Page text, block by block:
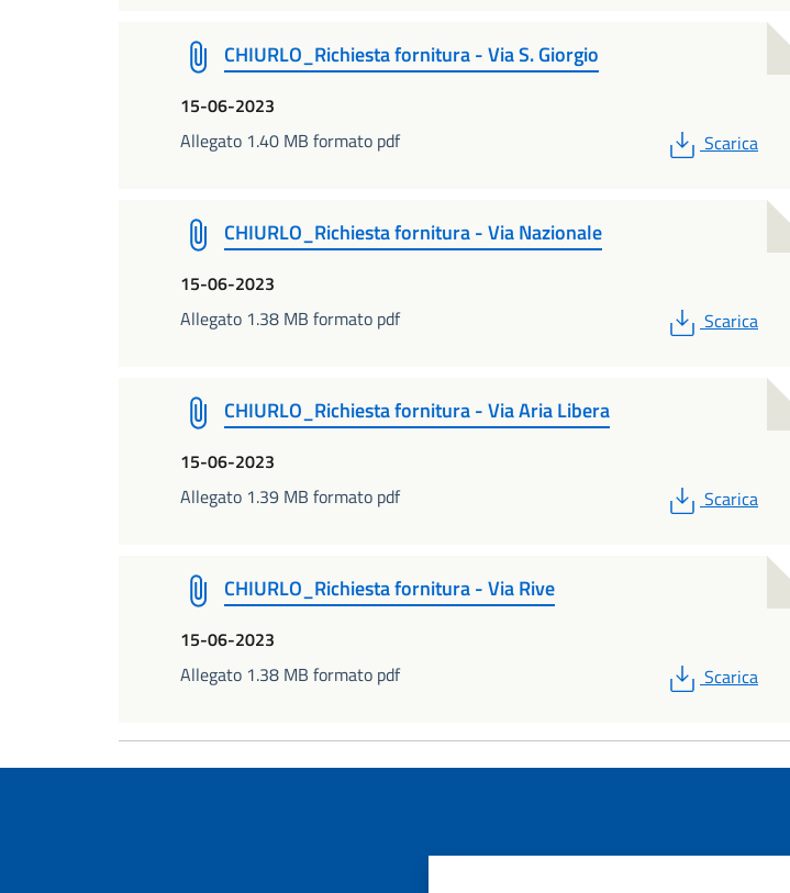
CHIURLO_Richiesta fornitura - Via S. Giorgio
15-06-2023
Allegato 1.40 MB formato pdf
PDF
Scarica
CHIURLO_Richiesta fornitura - Via Nazionale
15-06-2023
Allegato 1.38 MB formato pdf
PDF
Scarica
CHIURLO_Richiesta fornitura - Via Aria Libera
15-06-2023
Allegato 1.39 MB formato pdf
PDF
Scarica
CHIURLO_Richiesta fornitura - Via Rive
15-06-2023
Allegato 1.38 MB formato pdf
PDF
Scarica